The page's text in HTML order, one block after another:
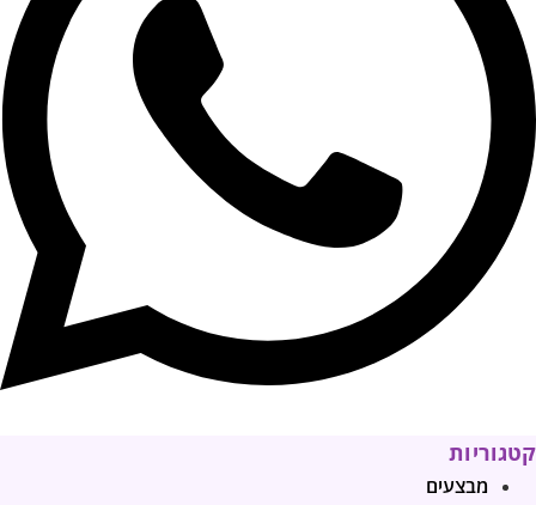
קטגוריות
מבצעים